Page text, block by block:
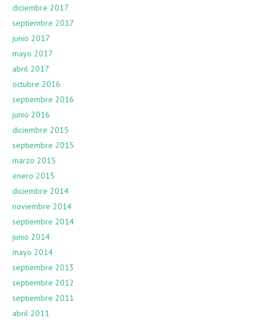
diciembre 2017
septiembre 2017
junio 2017
mayo 2017
abril 2017
octubre 2016
septiembre 2016
junio 2016
diciembre 2015
septiembre 2015
marzo 2015
enero 2015
diciembre 2014
noviembre 2014
septiembre 2014
junio 2014
mayo 2014
septiembre 2013
septiembre 2012
septiembre 2011
abril 2011